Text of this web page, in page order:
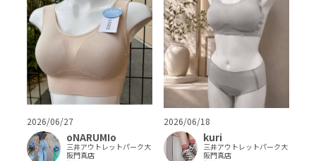
2026/06/27
oNARUMIo
三井アウトレットパーク大
阪門真店
2026/06/18
kuri
三井アウトレットパーク大
阪門真店